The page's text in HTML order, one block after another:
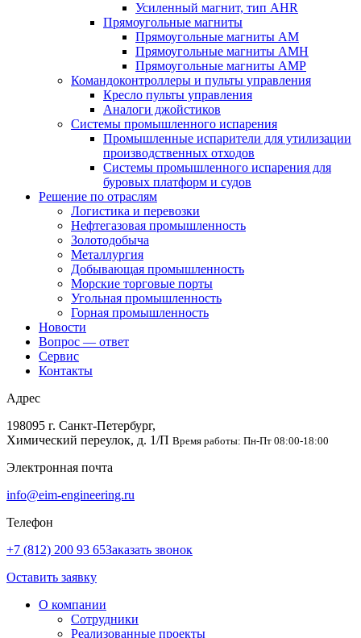
Усиленный магнит, тип AHR
Прямоугольные магниты
Прямоугольные магниты AM
Прямоугольные магниты AMH
Прямоугольные магниты AMP
Командоконтроллеры и пульты управления
Кресло пульты управления
Аналоги джойстиков
Системы промышленного испарения
Промышленные испарители для утилизации
производственных отходов
Системы промышленного испарения для
буровых платформ и судов
Решение по отраслям
Логистика и перевозки
Нефтегазовая промышленность
Золотодобыча
Металлургия
Добывающая промышленность
Морские торговые порты
Угольная промышленность
Горная промышленность
Новости
Вопрос — ответ
Сервис
Контакты
Адрес
198095 г. Санкт-Петербург,
Химический переулок, д. 1/П Время работы: Пн-Пт 08:00-18:00
Электронная почта
info@eim-engineering.ru
Телефон
+7 (812) 200 93 65Заказать звонок
Оставить заявку
О компании
Сотрудники
Реализованные проекты